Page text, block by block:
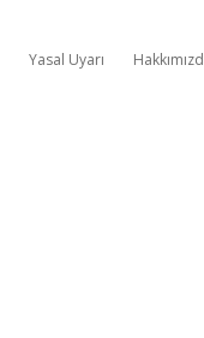
Yasal Uyarı